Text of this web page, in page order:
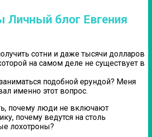
Личный блог Евгения
сотни и даже тысячи долларов
на самом деле не существует в
подобной ерундой? Меня
именно этот вопрос.
почему люди не включают
почему ведутся на столь
лохотроны?